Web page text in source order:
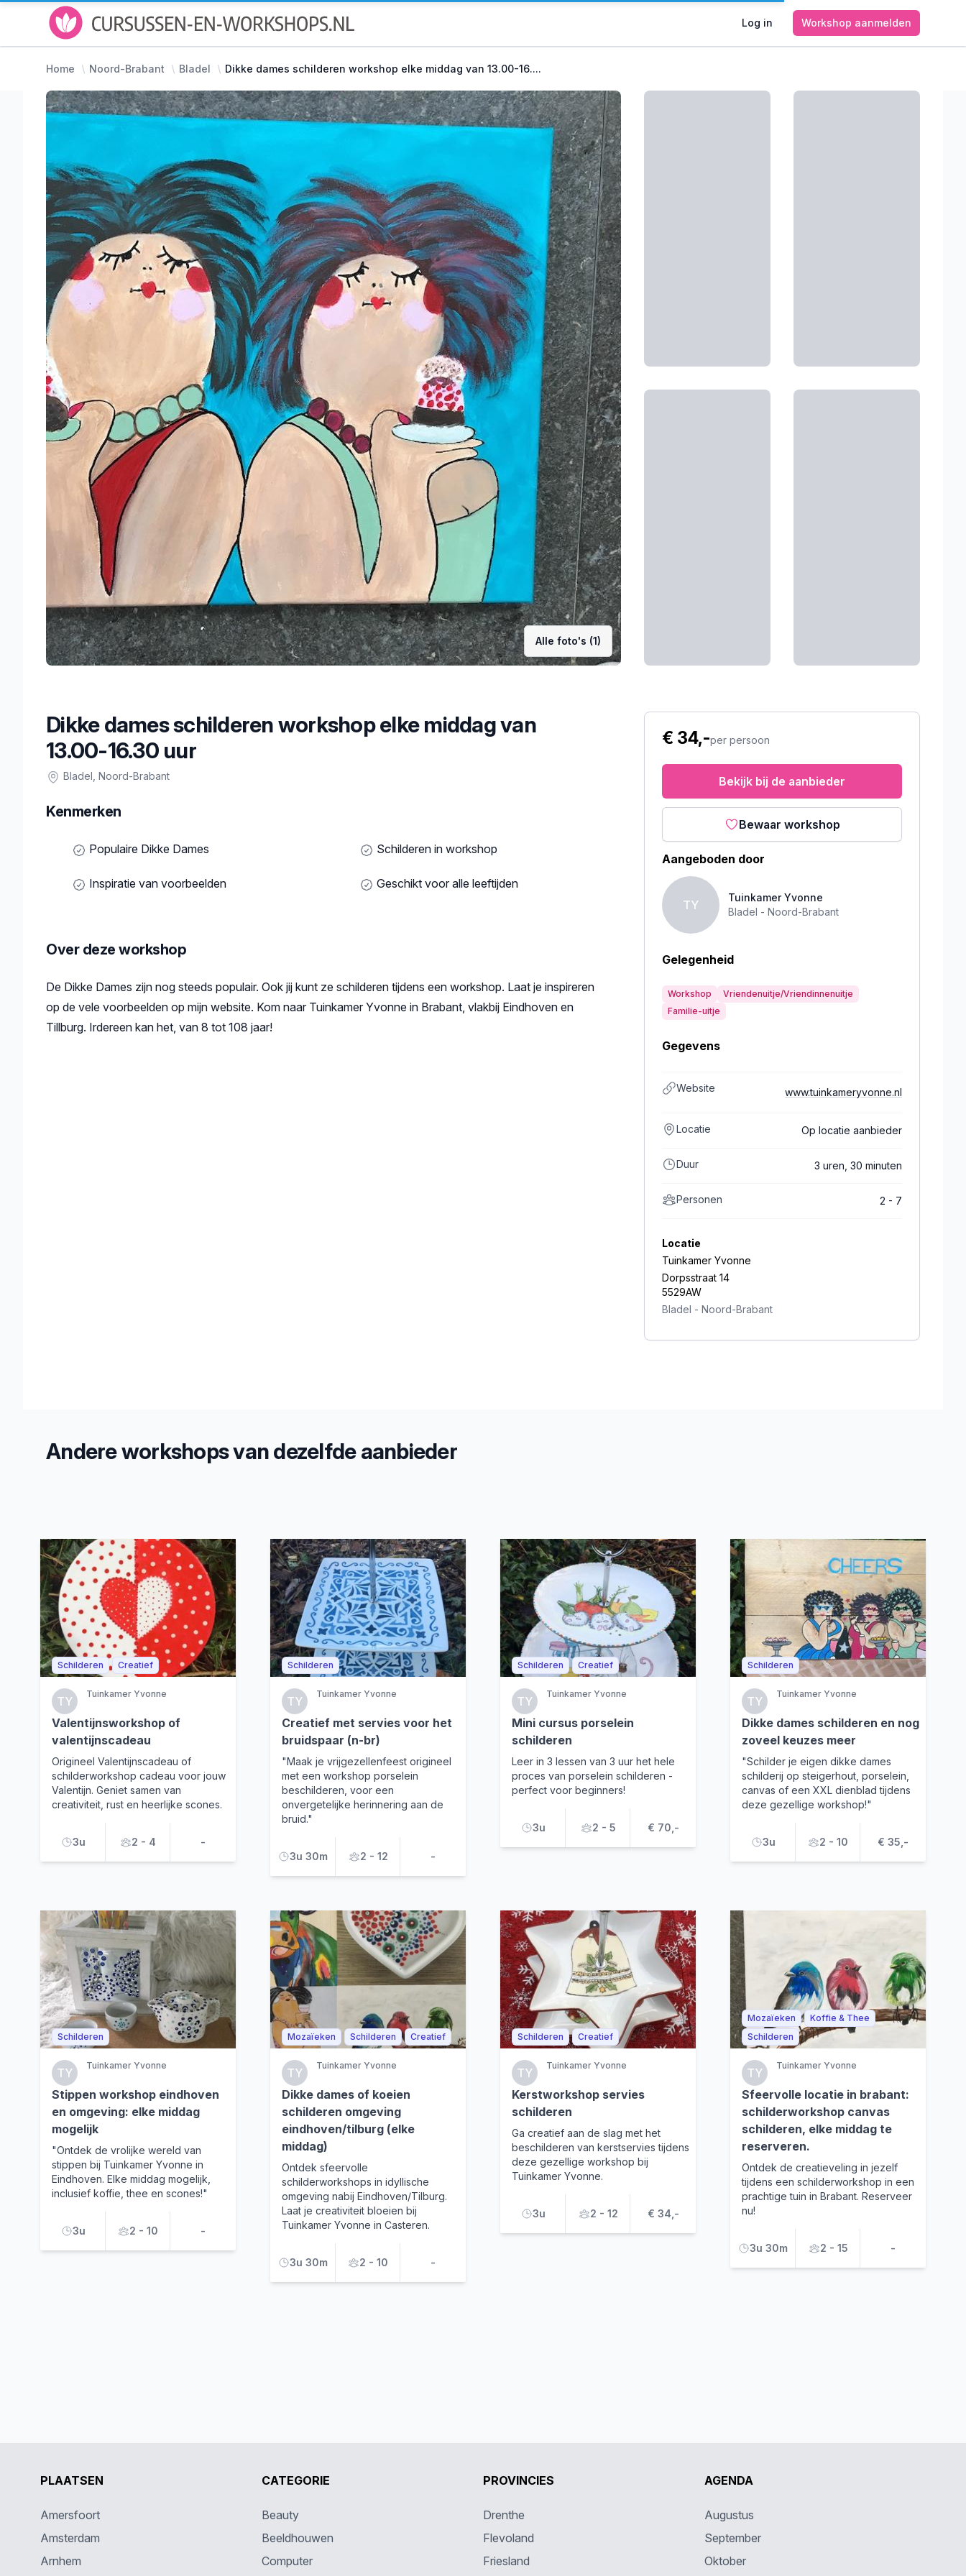
Log in Workshop aanmelden
Home Noord-Brabant Bladel Dikke dames schilderen workshop elke middag van 13.00-16....
Alle foto's (1)
Dikke dames schilderen workshop elke middag van
13.00-16.30 uur
Bladel , Noord-Brabant
€ 34,-per persoon
Bekijk bij de aanbieder
Bewaar workshop
Aangeboden door
TY
Tuinkamer Yvonne
Bladel - Noord-Brabant
Gelegenheid
Workshop
Vriendenuitje/Vriendinnenuitje
Familie-uitje
Gegevens
Website www.tuinkameryvonne.nl
Locatie Op locatie aanbieder
Duur 3 uren, 30 minuten
Personen 2 - 7
Locatie
Tuinkamer Yvonne
Dorpsstraat 14
5529AW
Bladel - Noord-Brabant
Kenmerken
Populaire Dikke Dames Schilderen in workshop
Inspiratie van voorbeelden Geschikt voor alle leeftijden
Over deze workshop
Beschrijving
De Dikke Dames zijn nog steeds populair. Ook jij kunt ze schilderen tijdens een workshop. Laat je inspireren
op de vele voorbeelden op mijn website. Kom naar Tuinkamer Yvonne in Brabant, vlakbij Eindhoven en
Tillburg. Irdereen kan het, van 8 tot 108 jaar!
Andere workshops van dezelfde aanbieder
Schilderen Creatief
TY
Tuinkamer Yvonne
Valentijnsworkshop of
valentijnscadeau
Origineel Valentijnscadeau of
schilderworkshop cadeau voor jouw
Valentijn. Geniet samen van
creativiteit, rust en heerlijke scones.
3u 2 - 4 -
Schilderen
TY
Tuinkamer Yvonne
Creatief met servies voor het
bruidspaar (n-br)
"Maak je vrijgezellenfeest origineel
met een workshop porselein
beschilderen, voor een
onvergetelijke herinnering aan de
bruid."
3u 30m 2 - 12 -
Schilderen Creatief
TY
Tuinkamer Yvonne
Mini cursus porselein
schilderen
Leer in 3 lessen van 3 uur het hele
proces van porselein schilderen -
perfect voor beginners!
3u 2 - 5 € 70,-
Schilderen
TY
Tuinkamer Yvonne
Dikke dames schilderen en nog
zoveel keuzes meer
"Schilder je eigen dikke dames
schilderij op steigerhout, porselein,
canvas of een XXL dienblad tijdens
deze gezellige workshop!"
3u 2 - 10 € 35,-
Schilderen
TY
Tuinkamer Yvonne
Stippen workshop eindhoven
en omgeving: elke middag
mogelijk
"Ontdek de vrolijke wereld van
stippen bij Tuinkamer Yvonne in
Eindhoven. Elke middag mogelijk,
inclusief koffie, thee en scones!"
3u 2 - 10 -
Mozaïeken Schilderen Creatief
TY
Tuinkamer Yvonne
Dikke dames of koeien
schilderen omgeving
eindhoven/tilburg (elke
middag)
Ontdek sfeervolle
schilderworkshops in idyllische
omgeving nabij Eindhoven/Tilburg.
Laat je creativiteit bloeien bij
Tuinkamer Yvonne in Casteren.
3u 30m 2 - 10 -
Schilderen Creatief
TY
Tuinkamer Yvonne
Kerstworkshop servies
schilderen
Ga creatief aan de slag met het
beschilderen van kerstservies tijdens
deze gezellige workshop bij
Tuinkamer Yvonne.
3u 2 - 12 € 34,-
Mozaïeken
Koffie & Thee
Schilderen
TY
Tuinkamer Yvonne
Sfeervolle locatie in brabant:
schilderworkshop canvas
schilderen, elke middag te
reserveren.
Ontdek de creatieveling in jezelf
tijdens een schilderworkshop in een
prachtige tuin in Brabant. Reserveer
nu!
3u 30m 2 - 15 -
PLAATSEN
Amersfoort
Amsterdam
Arnhem
CATEGORIE
Beauty
Beeldhouwen
Computer
PROVINCIES
Drenthe
Flevoland
Friesland
AGENDA
Augustus
September
Oktober